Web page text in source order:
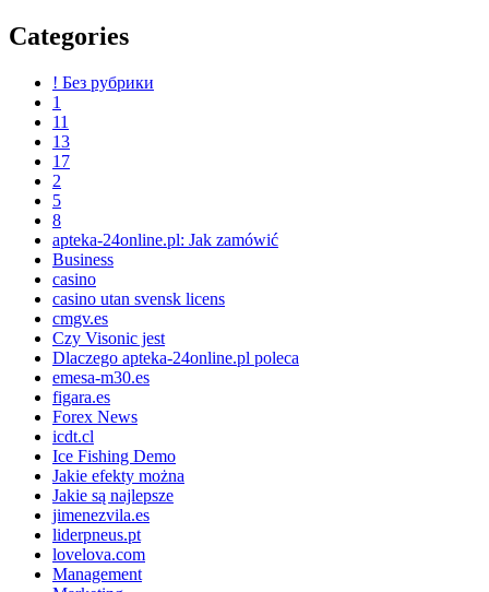
Categories
! Без рубрики
1
11
13
17
2
5
8
apteka-24online.pl: Jak zamówić
Business
casino
casino utan svensk licens
cmgv.es
Czy Visonic jest
Dlaczego apteka-24online.pl poleca
emesa-m30.es
figara.es
Forex News
icdt.cl
Ice Fishing Demo
Jakie efekty można
Jakie są najlepsze
jimenezvila.es
liderpneus.pt
lovelova.com
Management